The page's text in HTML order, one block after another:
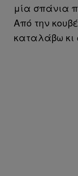
μία σπάνια
Από την
καταλάβω κι